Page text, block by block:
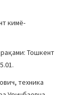
кимё-
Тошкент
техника